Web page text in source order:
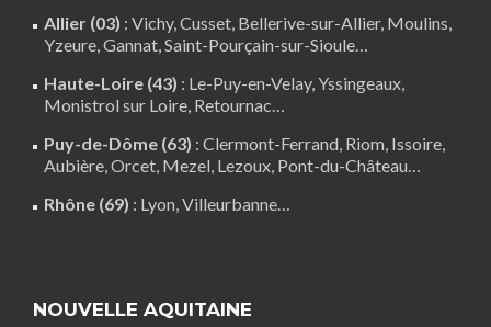
Allier (03) : Vichy, Cusset, Bellerive-sur-Allier, Moulins,
Yzeure, Gannat,Saint-Pourçain-sur-Sioule…
Haute-Loire (43) : Le-Puy-en-Velay,Yssingeaux,
Monistrol sur Loire, Retournac…
Puy-de-Dôme (63) : Clermont-Ferrand, Riom, Issoire,
Aubière,Orcet, Mezel, Lezoux, Pont-du-Château…
Rhône (69) : Lyon, Villeurbanne…
NOUVELLE AQUITAINE